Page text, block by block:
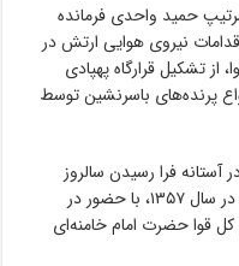
حمید واحدی فرمانده
نیروی هوایی ارتش در
تشکیل قرارگاه پهپادی
و بازآماد ۳۹ فروند انواع پرنده‌های باسرنشین توسط
فرا رسیدن سالروز
بیعت تاریخی همافران با امام خمینی (ره) در سال ۱۳۵۷، با حضور در
قوا حضرت امام خامنه‌ای